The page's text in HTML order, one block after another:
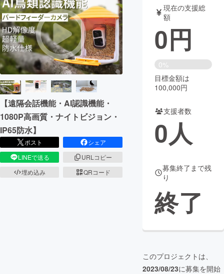
アート・写真 音楽
テクノロジー・ガジェット ゲーム・サ
映像・映画 書籍・雑誌
ビジネス・起業 チャレンジ
まちづくり・地域活性化
CAMPFIRE for Social Good CAMPFIRE Creation
CAMPFIREふるさと納税
【遠隔会話機能・AI認識機能・
1080P高画質・ナイトビジョン・
IP65防水】
ポスト
シェア
LINEで送る
URLコピー
埋め込み
QRコード
現在の支援総
額
0円
0%
目標金額は
100,000円
支援者数
0人
募集終了まで残
り
終了
このプロジェクトは、
2023/08/23に募集を開始